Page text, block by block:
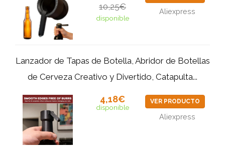
10,25€
disponible
Aliexpress
Lanzador de Tapas de Botella, Abridor de Botellas
de Cerveza Creativo y Divertido, Catapulta...
4,18€
disponible
VER PRODUCTO
Aliexpress